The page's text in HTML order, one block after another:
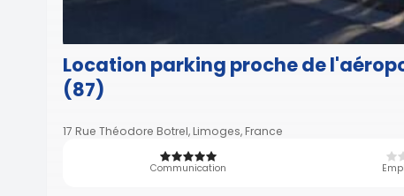
Location parking proche de
(87)
17 Rue Théodore Botrel, Limoges, France
Communication